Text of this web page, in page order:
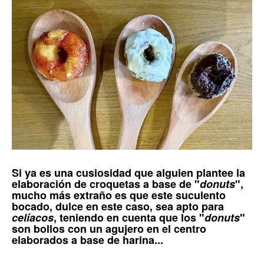
Si ya es una cusiosidad que alguien plantee la
elaboración decroquetasa base de "donuts",
mucho más extraño es que este suculento
bocado, dulce en este caso, sea apto para
celíacos, teniendo en cuenta que los "donuts"
son bollos con un agujero en el centro
elaborados a base de harina...